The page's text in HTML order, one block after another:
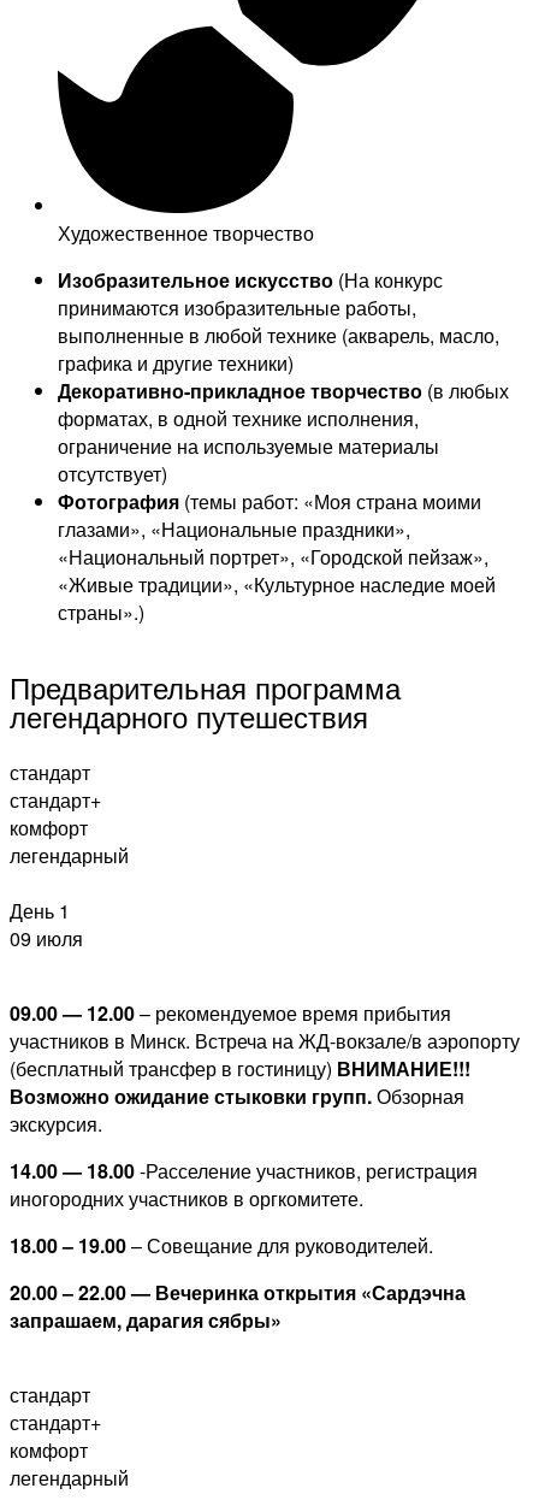
Художественное творчество
Изобразительное искусство (На конкурс
принимаются изобразительные работы,
выполненные в любой технике (акварель, масло,
графика и другие техники)
Декоративно-прикладное творчество (в любых
форматах, в одной технике исполнения,
ограничение на используемые материалы
отсутствует)
Фотография (темы работ: «Моя страна моими
глазами», «Национальные праздники»,
«Национальный портрет», «Городской пейзаж»,
«Живые традиции», «Культурное наследие моей
страны».)
Предварительная программа
легендарного путешествия
стандарт
стандарт+
комфорт
легендарный
День 1
09 июля
09.00 — 12.00– рекомендуемое время прибытия
участников в Минск. Встреча на ЖД-вокзале/в аэропорту
(бесплатный трансфер в гостиницу) ВНИМАНИЕ!!!
Возможно ожидание стыковки групп.Обзорная
экскурсия.
14.00 — 18.00-Расселение участников, регистрация
иногородних участников в оргкомитете.
18.00 – 19.00– Совещание для руководителей.
20.00 – 22.00 — Вечеринка открытия «Сардэчна
запрашаем, дарагия сябры»
стандарт
стандарт+
комфорт
легендарный